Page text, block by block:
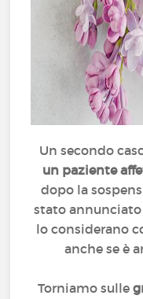
Un secondo
un paziente
dopo la
stato
lo considerano
anche se è
Torniamo sulle